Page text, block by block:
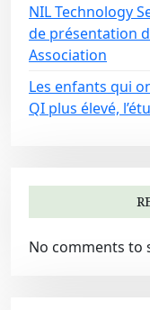
NIL Technology
de présentation
Association
Les enfants qui
QI plus élevé,
No comments to